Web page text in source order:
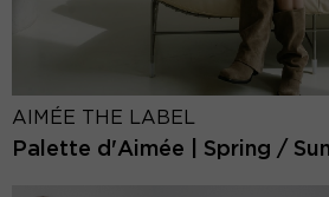
AIMÉE THE LABEL
Palette d'Aimée | Spring /